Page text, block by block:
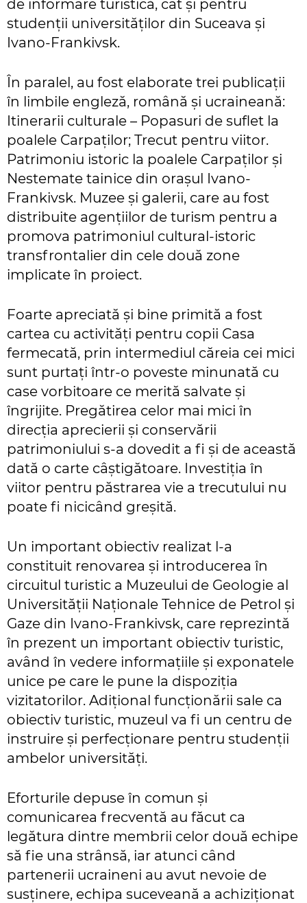
de informare turistică, cât și pentru
studenții universităților din Suceava și
Ivano-Frankivsk.
În paralel, au fost elaborate trei publicații
în limbile engleză, română și ucraineană:
Itinerarii culturale – Popasuri de suflet la
poalele Carpaților; Trecut pentru viitor.
Patrimoniu istoric la poalele Carpaților și
Nestemate tainice din orașul Ivano-
Frankivsk. Muzee și galerii, care au fost
distribuite agențiilor de turism pentru a
promova patrimoniul cultural-istoric
transfrontalier din cele două zone
implicate în proiect.
Foarte apreciată și bine primită a fost
cartea cu activități pentru copii Casa
fermecată, prin intermediul căreia cei mici
sunt purtați într-o poveste minunată cu
case vorbitoare ce merită salvate și
îngrijite. Pregătirea celor mai mici în
direcția aprecierii și conservării
patrimoniului s-a dovedit a fi și de această
dată o carte câștigătoare. Investiția în
viitor pentru păstrarea vie a trecutului nu
poate fi nicicând greșită.
Un important obiectiv realizat l-a
constituit renovarea și introducerea în
circuitul turistic a Muzeului de Geologie al
Universității Naționale Tehnice de Petrol și
Gaze din Ivano-Frankivsk, care reprezintă
în prezent un important obiectiv turistic,
având în vedere informațiile și exponatele
unice pe care le pune la dispoziția
vizitatorilor. Adițional funcționării sale ca
obiectiv turistic, muzeul va fi un centru de
instruire și perfecționare pentru studenții
ambelor universități.
Eforturile depuse în comun și
comunicarea frecventă au făcut ca
legătura dintre membrii celor două echipe
să fie una strânsă, iar atunci când
partenerii ucraineni au avut nevoie de
susținere, echipa suceveană a achiziționat